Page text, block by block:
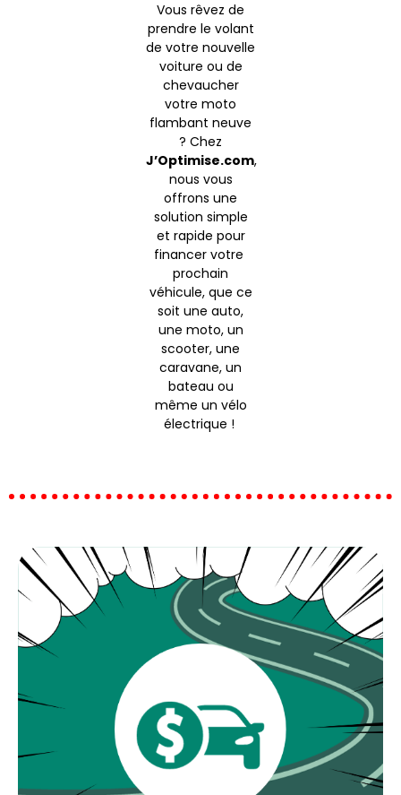
auto
Vous rêvez de
prendre le volant
de votre nouvelle
voiture ou de
chevaucher
votre moto
flambant neuve
? Chez
J’Optimise.com,
nous vous
offrons une
solution simple
et rapide pour
financer votre
prochain
véhicule, que ce
soit une auto,
une moto, un
scooter, une
caravane, un
bateau ou
même un vélo
électrique !